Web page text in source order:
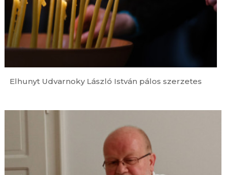
Egy hivatás beteljesülése és elindulása – Pappá
szentelték Budai János görögkatolikus
diakónust
augusztus 8. | 17:20
Dél-afrikai jezsuita provinciális: Fiatalok vagyunk,
Kocsis Fülöp metropolita levele Hegedűs Zsolt
augusztus 8. | 16:00
Edith Stein: Véges és örök lét – Kísérlet a lét
értelméhez való felemelkedésre
Elhunyt Udvarnoky László István pálos szerzetes